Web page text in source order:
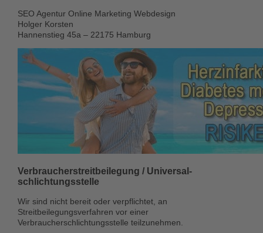
SEO Agentur Online Marketing Webdesign
Holger Korsten
Hannenstieg 45a – 22175 Hamburg
Verbraucher­streit­beilegung / Universal­
schlichtungs­stelle
Wir sind nicht bereit oder verpflichtet, an
Streitbeilegungsverfahren vor einer
Verbraucherschlichtungsstelle teilzunehmen.